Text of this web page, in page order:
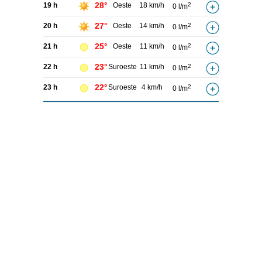
19 h 28° Oeste 18 km/h 0 l/m2
20 h 27° Oeste 14 km/h 0 l/m2
21 h 25° Oeste 11 km/h 0 l/m2
22 h 23°Suroeste 11 km/h 0 l/m2
23 h 22°Suroeste 4 km/h 0 l/m2